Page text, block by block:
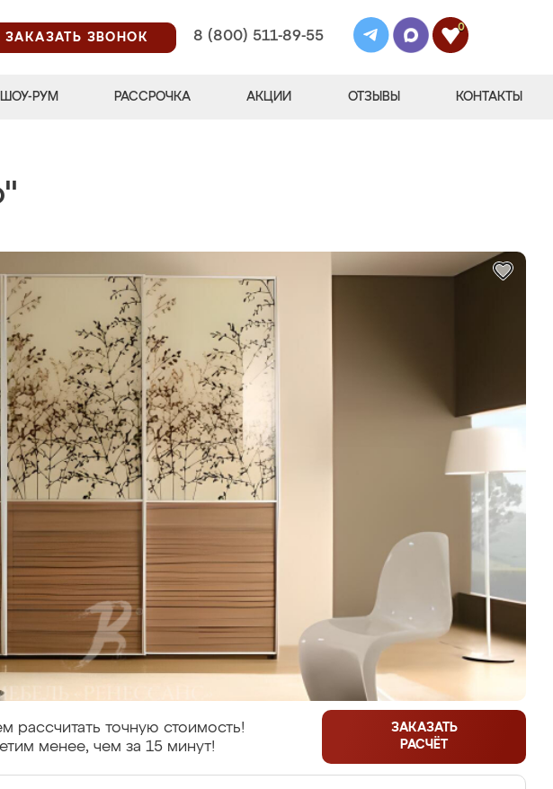
ЗАКАЗАТЬ ЗВОНОК
8 (800) 511-89-55
0
ШОУ-РУМ РАССРОЧКА АКЦИИ ОТЗЫВЫ КОНТАКТЫ
рассчитать точную стоимость!
менее, чем за 15 минут!
ЗАКАЗАТЬ
РАСЧЁТ